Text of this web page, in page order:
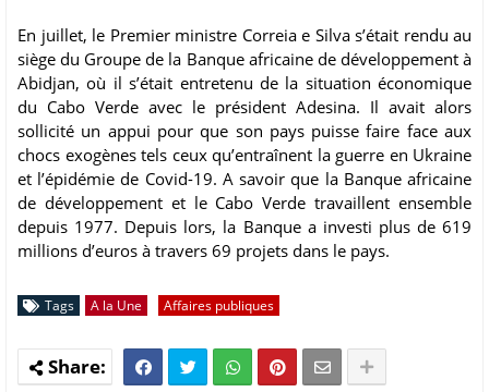
En juillet, le Premier ministre Correia e Silva s’était rendu au
siège du Groupe de la Banque africaine de développement à
Abidjan, où il s’était entretenu de la situation économique
du Cabo Verde avec le président Adesina. Il avait alors
sollicité un appui pour que son pays puisse faire face aux
chocs exogènes tels ceux qu’entraînent la guerre en Ukraine
et l’épidémie de Covid-19. A savoir que la Banque africaine
de développement et le Cabo Verde travaillent ensemble
depuis 1977. Depuis lors, la Banque a investi plus de 619
millions d’euros à travers 69 projets dans le pays.
Tags A la Une Affaires publiques